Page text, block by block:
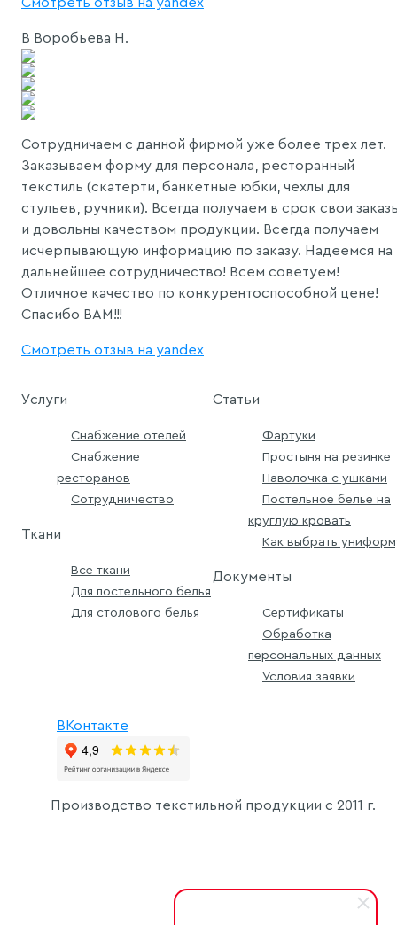
Смотреть отзыв на yandex
В Воробьева Н.
Сотрудничаем с данной фирмой уже более трех лет.
Заказываем форму для персонала, ресторанный
текстиль (скатерти, банкетные юбки, чехлы для
стульев, ручники). Всегда получаем в срок свои
и довольны качеством продукции. Всегда получаем
исчерпывающую информацию по заказу. Надеемся на
дальнейшее сотрудничество! Всем советуем!
Отличное качество по конкурентоспособной цене!
Спасибо ВАМ!!!
Смотреть отзыв на yandex
Услуги
Снабжение отелей
Снабжение
ресторанов
Сотрудничество
Ткани
Все ткани
Для постельного белья
Для столового белья
Статьи
Фартуки
Простыня на резинке
Наволочка с ушками
Постельное белье на
круглую кровать
Как выбрать
Документы
Сертификаты
Обработка
персональных данных
Условия заявки
ВКонтакте
Производство текстильной продукции с 2011 г.